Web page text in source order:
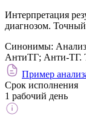
Интерпретация
диагнозом. Точный
Синонимы:
АнтиТГ; Анти-ТГ.
Пример
Срок исполнения
1 рабочий день